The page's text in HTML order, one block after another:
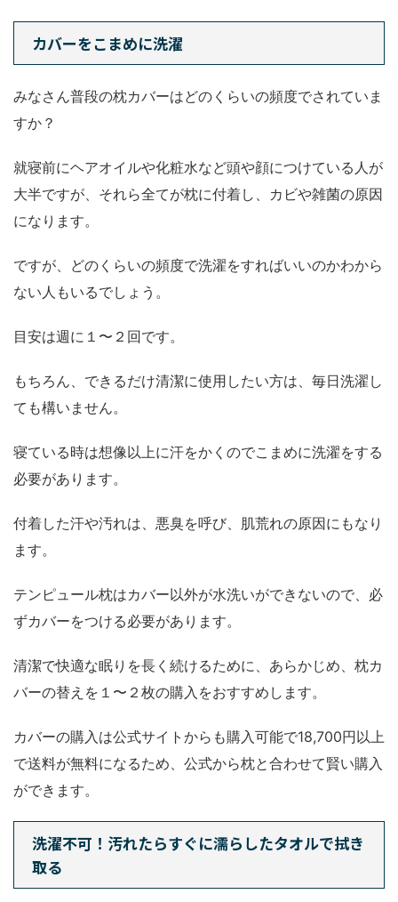
カバーをこまめに洗濯
みなさん普段の枕カバーはどのくらいの頻度でされていま
すか？
就寝前にヘアオイルや化粧水など頭や顔につけている人が
大半ですが、それら全てが枕に付着し、カビや雑菌の原因
になります。
ですが、どのくらいの頻度で洗濯をすればいいのかわから
ない人もいるでしょう。
目安は週に１〜２回です。
もちろん、できるだけ清潔に使用したい方は、毎日洗濯し
ても構いません。
寝ている時は想像以上に汗をかくのでこまめに洗濯をする
必要があります。
付着した汗や汚れは、悪臭を呼び、肌荒れの原因にもなり
ます。
テンピュール枕はカバー以外が水洗いができないので、必
ずカバーをつける必要があります。
清潔で快適な眠りを長く続けるために、あらかじめ、枕カ
バーの替えを１〜２枚の購入をおすすめします。
カバーの購入は公式サイトからも購入可能で18,700円以上
で送料が無料になるため、公式から枕と合わせて賢い購入
ができます。
洗濯不可！汚れたらすぐに濡らしたタオルで拭き
取る